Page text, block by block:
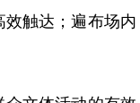
触达；遍布场内